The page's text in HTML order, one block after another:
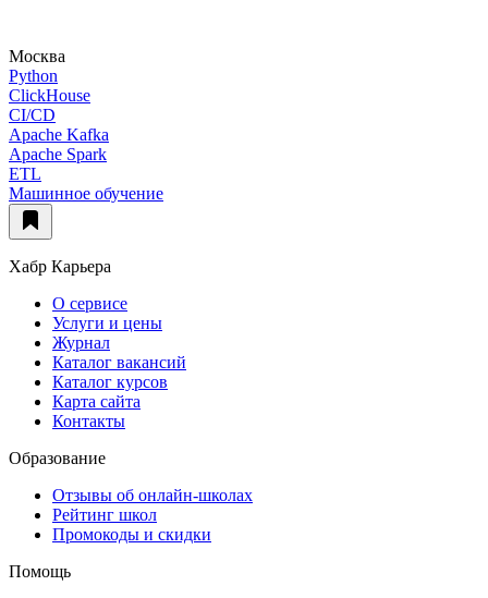
Москва
Python
ClickHouse
CI/CD
Apache Kafka
Apache Spark
ETL
Машинное обучение
Хабр Карьера
О сервисе
Услуги и цены
Журнал
Каталог вакансий
Каталог курсов
Карта сайта
Контакты
Образование
Отзывы об онлайн-школах
Рейтинг школ
Промокоды и скидки
Помощь